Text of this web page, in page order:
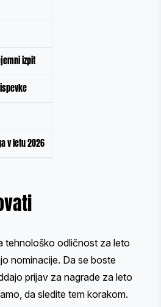
izpit
v letu 2026
tehnološko odličnost za leto
nominacije. Da se boste
prijav za nagrade za leto
da sledite tem korakom.